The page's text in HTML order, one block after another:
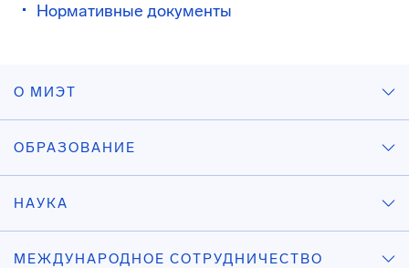
Нормативные документы
О МИЭТ
ОБРАЗОВАНИЕ
НАУКА
МЕЖДУНАРОДНОЕ СОТРУДНИЧЕСТВО